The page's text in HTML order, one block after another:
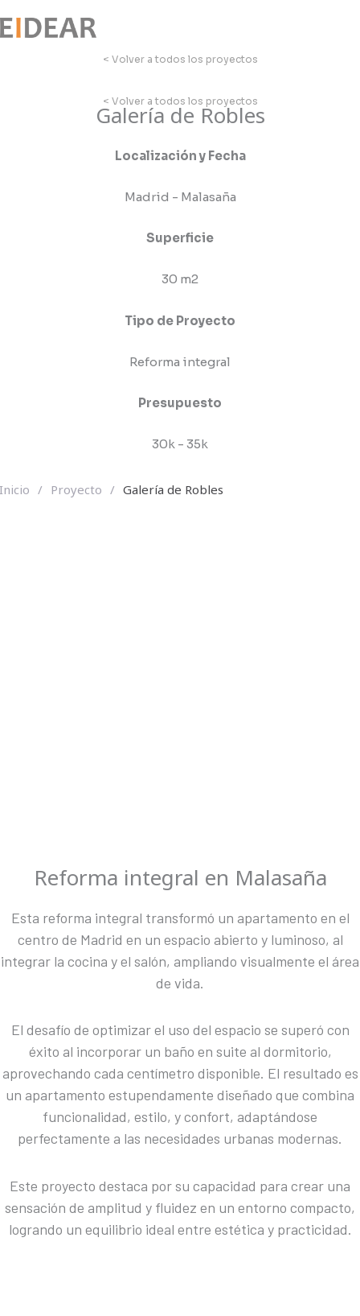
al
< Volver a todos los proyectos
< Volver a todos los proyectos
Galería de Robles
Localización y Fecha
Madrid - Malasaña
Superficie
30 m2
Tipo de Proyecto
Reforma integral
Presupuesto
30k - 35k
Inicio / Proyecto / Galería de Robles
Reforma integral en Malasaña
Esta reforma integral transformó un apartamento en el
centro de Madrid en un espacio abierto y luminoso, al
integrar la cocina y el salón, ampliando visualmente el área
de vida.
El desafío de optimizar el uso del espacio se superó con
éxito al incorporar un baño en suite al dormitorio,
aprovechando cada centímetro disponible. El resultado es
un apartamento estupendamente diseñado que combina
funcionalidad, estilo, y confort, adaptándose
perfectamente a las necesidades urbanas modernas.
Este proyecto destaca por su capacidad para crear una
sensación de amplitud y fluidez en un entorno compacto,
logrando un equilibrio ideal entre estética y practicidad.